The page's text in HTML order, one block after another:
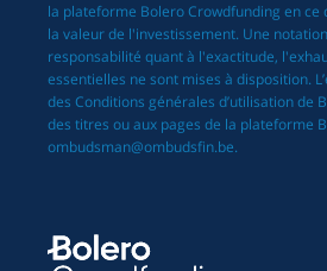
la plateforme Bolero Crowdfunding en
la valeur de l'investissement. Une
responsabilité quant à l'exactitude,
essentielles ne sont mises à disposition.
des Conditions générales d’utilisation de
des titres ou aux pages de la plateforme
ombudsman@ombudsfin.be.